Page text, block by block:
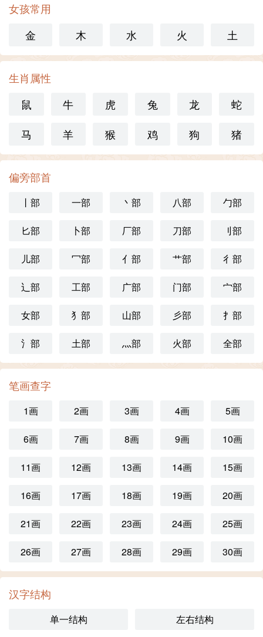
女孩常用
金
木 水 火 土
生肖属性
鼠
牛 虎 兔 龙
蛇
马
羊 猴 鸡 狗 猪
偏旁部首
丨部 一部 丶部 八部 勹部
匕部 卜部 厂部 刀部 刂部
儿部 冖部 亻部 艹部 彳部
辶部 工部 广部 门部 宀部
女部 犭部 山部 彡部 扌部
氵部 土部 灬部 火部 全部
笔画查字
1画 2画 3画 4画 5画
6画 7画 8画 9画 10画
11画 12画 13画 14画 15画
16画 17画 18画 19画 20画
21画 22画 23画 24画 25画
26画 27画 28画 29画 30画
汉字结构
单一结构 左右结构